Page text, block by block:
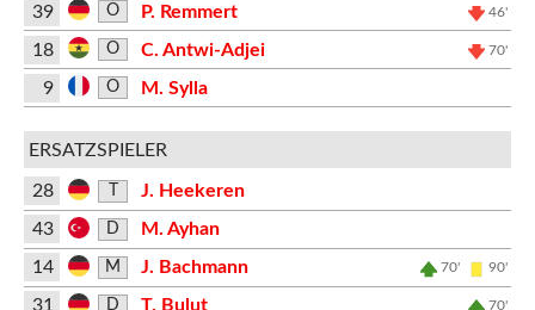
39 O P. Remmert 46'
18 O C. Antwi-Adjei 70'
9 O M. Sylla
ERSATZSPIELER
28
J. Heekeren
43
D
M. Ayhan
14
M J. Bachmann 70' 90'
31 D T. Bulut 70'